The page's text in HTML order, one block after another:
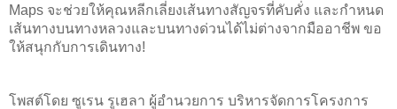
Maps จะช่วยให้คุณหลีกเลี่ยงเส้นทางสัญจรที่คับคั่ง และกำหนด
เส้นทางบนทางหลวงและบนทางด่วนได้ไม่ต่างจากมืออาชีพ ขอ
ให้สนุกกับการเดินทาง!
โพสต์โดย ซูเรน รูเฮลา ผู้อำนวยการ บริหารจัดการโครงการ